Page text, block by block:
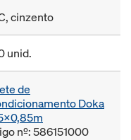
cinzento
unid.
de
Doka
nº: 586151000